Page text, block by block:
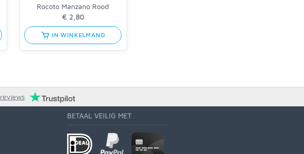
Rocoto Manzano Rood
IN WINKELMAND
reviews
BETAAL VEILIG MET